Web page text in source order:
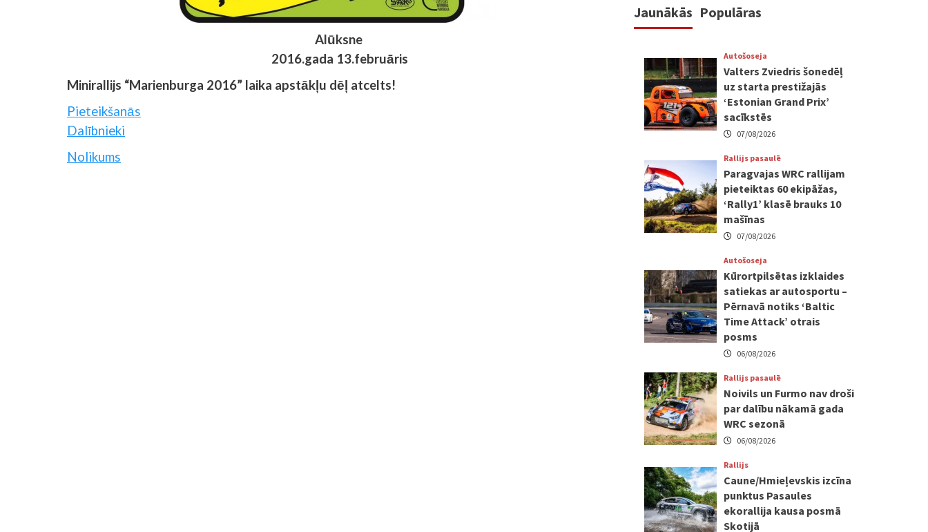
Alūksne
2016.gada 13.februāris
Minirallijs “Marienburga 2016” laika apstākļu dēļ atcelts!
Pieteikšanās
Dalībnieki
Nolikums
Jaunākās Populāras
Autošoseja
Valters Zviedris šonedēļ
uz starta prestižajās
‘Estonian Grand Prix’
sacīkstēs
07/08/2026
Rallijs pasaulē
Paragvajas WRC rallijam
pieteiktas 60 ekipāžas,
‘Rally1’ klasē brauks 10
mašīnas
07/08/2026
Autošoseja
Kūrortpilsētas izklaides
satiekas ar autosportu –
Pērnavā notiks ‘Baltic
Time Attack’ otrais
posms
06/08/2026
Rallijs pasaulē
Noivils un Furmo nav droši
par dalību nākamā gada
WRC sezonā
06/08/2026
Rallijs
Caune/Hmieļevskis izcīna
punktus Pasaules
ekorallija kausa posmā
Skotijā